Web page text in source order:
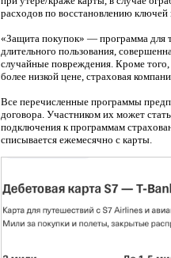
расходов по восстановлению
«Защита покупок» — программа для
длительного пользования,
случайные повреждения. Кроме
более низкой цене, страховая
Все перечисленные программы
договора. Участником их может
подключения к программам
списывается ежемесячно с карты.